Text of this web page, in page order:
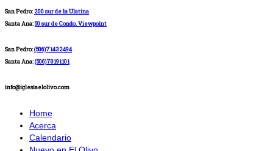
San Pedro: 200 sur de la Ulatina
Santa Ana:50 sur de Condo. Viewpoint
San Pedro:(506)71432494
Santa Ana:(506)70191101
info@iglesiaelolivo.com
Home
Acerca
Calendario